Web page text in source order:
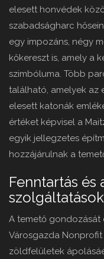
elesett honvédek
szabadságharc
egy impozáns, négy
kőkereszt is, amely a
szimbóluma. Több
található, amelyek az
elesett katonák
értéket képvisel a
egyik jellegzetes
hozzájárulnak a
Fenntartás
szolgáltatások
A temető gondozását
Városgazda Nonprofit
zöldfelületek